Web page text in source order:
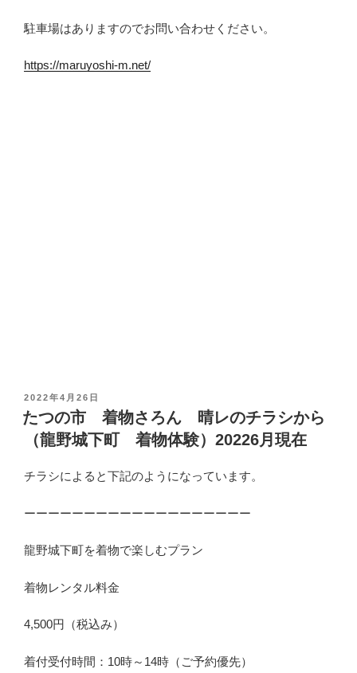
駐車場はありますのでお問い合わせください。
https://maruyoshi-m.net/
投
稿
日
2022年4月26日
たつの市 着物さろん 晴レのチラシから
（龍野城下町 着物体験）20226月現在
チラシによると下記のようになっています。
ーーーーーーーーーーーーーーーーーーー
龍野城下町を着物で楽しむプラン
着物レンタル料金
4,500円（税込み）
着付受付時間：10時～14時（ご予約優先）